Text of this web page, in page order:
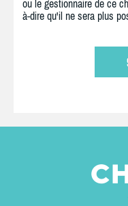
ou le gestionnaire de ce
à-dire qu'il ne sera plus